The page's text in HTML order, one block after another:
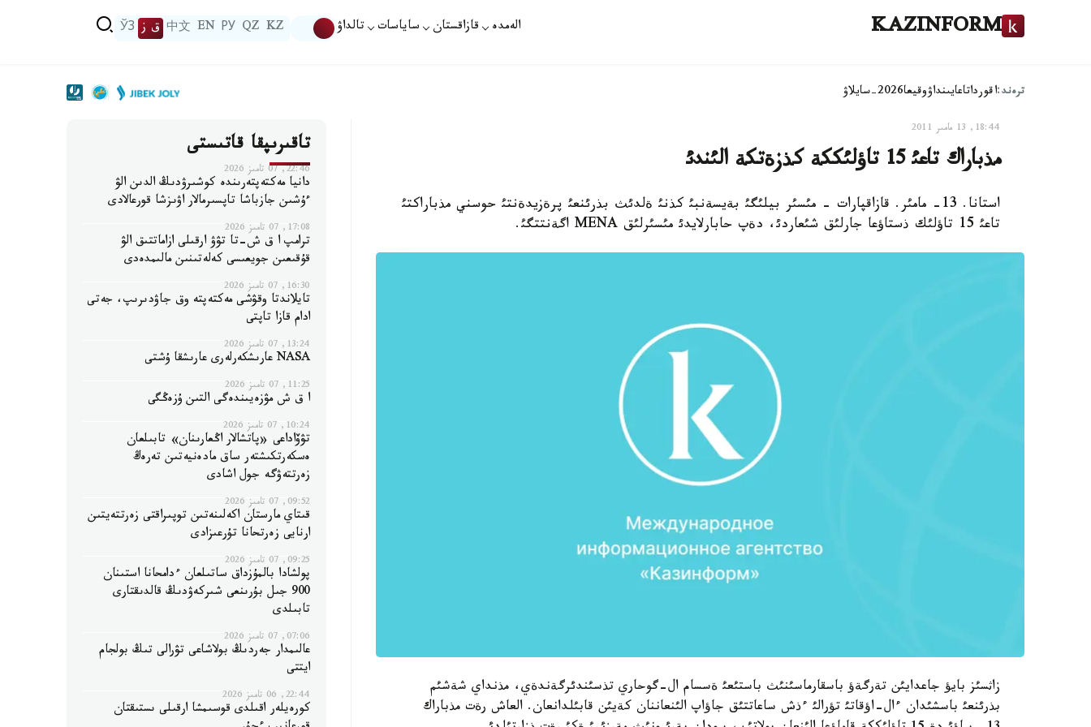
KAZINFORM الەمدە قازاقستان ساياسات تالداۋ KZ
QZ
РУ
EN
中文 ق ز ЎЗ
ترەند:اقورداتاعايىنداۋوقيعا2026-سايلاۋ
18:44, 13 مامىر 2011
مذباراك تاعئ 15 تاؤلئككة كذزةتكة الئندئ
استانا. 13- مامئر. قازاقپارات - مئسئر بيلئگئ بةيسةنبئ كذنئ ةلدئث بذرئنعئ پرةزيدةنتئ حوسني مذباراكتئ
تاعئ 15 تاؤلئك ذستاؤعا جارلئق شئعاردئ، دةپ حابارلايدئ مئسئرلئق MENA اگةنتتگئ.
زاثسئز بايؤ جاعدايئن تةرگةؤ باسقارماسئنئث باستئعئ ةسسام ال-گوحاري تذسئندئرگةندةي، مذنداي شةشئم
بذرئنعئ باسشئدان ءال-اؤقاتئ تؤرالئ ءذش ساعاتتئق جاؤاپ الئنعاننان كةيئن قابئلدانعان. العاش رةت مذباراك
تاقىرىپقا قاتىستى
22:46, 07 تامىز 2026
دانيا مەكتەپتەرىندە كوشىرۋدىڭ الدىن الۋ
ءۇشىن جازباشا تاپسىرمالار اۋىزشا قورعالادى
17:08, 07 تامىز 2026
ترامپ ا ق ش-تا تۋۋ ارقىلى ازاماتتىق الۋ
قۇقىعىن جويعىسى كەلەتىنىن مالىمدەدى
16:30, 07 تامىز 2026
تايلاندتا وقۋشى مەكتەپتە وق جاۋدىرىپ، جەتى
ادام قازا تاپتى
13:24, 07 تامىز 2026
NASA عارىشكەرلەرى عارىشقا ۇشتى
11:25, 07 تامىز 2026
ا ق ش مۋزەيىندەگى التىن ۇزەڭگى
10:24, 07 تامىز 2026
تۋۆاداعى «پاتشالار اڭعارىنان» تابىلعان
ەسكەرتكىشتەر ساق مادەنيەتىن تەرەڭ
زەرتتەۋگە جول اشادى
09:52, 07 تامىز 2026
قىتاي مارستان اكەلىنەتىن توپىراقتى زەرتتەيتىن
ارنايى زەرتحانا تۇرعىزادى
09:25, 07 تامىز 2026
پولشادا بالمۇزداق ساتىلعان ءدامحانا استىنان
900 جىل بۇرىنعى شىركەۋدىڭ قالدىقتارى
تابىلدى
07:06, 07 تامىز 2026
عالىمدار جەردىڭ بولاشاعى تۋرالى تىڭ بولجام
ايتتى
22:44, 06 تامىز 2026
كورەيلەر اقىلدى قوسىمشا ارقىلى ىستىقتان